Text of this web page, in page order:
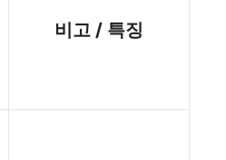
비고 / 특징